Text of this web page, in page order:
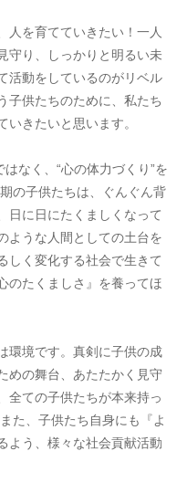
人を育てていきたい！一人
守り、しっかりと明るい未
活動をしているのがリベル
子供たちのために、私たち
きたいと思います。
なく、“心の体力づくり”を
の子供たちは、ぐんぐん背
日に日にたくましくなって
ような人間としての土台を
しく変化する社会で生きて
のたくましさ』を養ってほ
環境です。真剣に子供の成
めの舞台、あたたかく見守
全ての子供たちが本来持っ
た、子供たち自身にも『よ
よう、様々な社会貢献活動